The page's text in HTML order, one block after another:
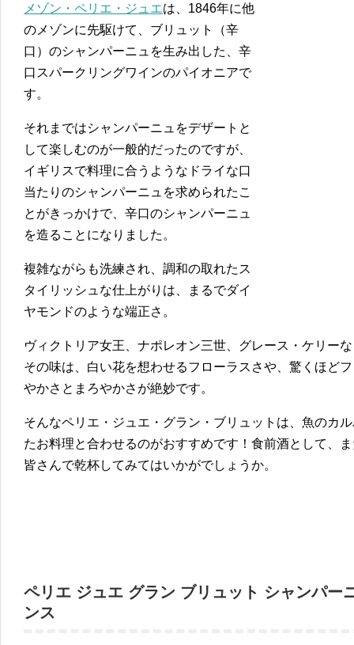
メゾン・ペリエ・ジュエは、1846年に他
のメゾンに先駆けて、ブリュット（辛
口）のシャンパーニュを生み出した、辛
口スパークリングワインのパイオニアで
す。
それまではシャンパーニュをデザートと
して楽しむのが一般的だったのですが、
イギリスで料理に合うようなドライな口
当たりのシャンパーニュを求められたこ
とがきっかけで、辛口のシャンパーニュ
を造ることになりました。
複雑ながらも洗練され、調和の取れたス
タイリッシュな仕上がりは、まるでダイ
ヤモンドのような端正さ。
ヴィクトリア女王、ナポレオン三世、グレース・ケリー
その味は、白い花を想わせるフローラスさや、驚くほど
やかさとまろやかさが絶妙です。
そんなペリエ・ジュエ・グラン・ブリュットは、魚のカ
たお料理と合わせるのがおすすめです！食前酒として、
皆さんで乾杯してみてはいかがでしょうか。
ペリエ ジュエ グラン ブリュット シャンパー
ンス